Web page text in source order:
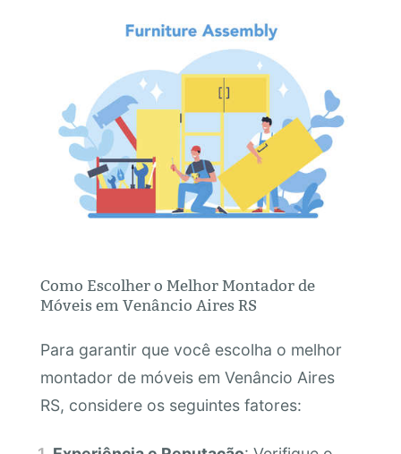
Como Escolher o Melhor Montador de
Móveis em Venâncio Aires RS
Para garantir que você escolha o melhor
montador de móveis em Venâncio Aires
RS, considere os seguintes fatores: